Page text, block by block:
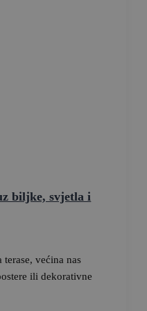
biljke, svjetla i
većina nas
ili dekorativne